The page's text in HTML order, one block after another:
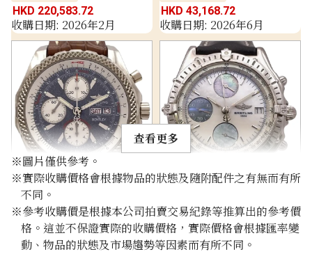
HKD 220,583.72
收購日期: 2026年2月
HKD 43,168.72
收購日期: 2026年6月
Breitling Bentley GT
J13362
參考回收價
HKD 83,716.02
J13048
參考回收價
HKD 59,793.42
查看更多
※圖片僅供參考。
※實際收購價格會根據物品的狀態及隨附配件之有無而有所
不同。
※參考收購價是根據本公司拍賣交易紀錄等推算出的參考價
格。這並不保證實際的收購價格，實際價格會根據匯率變
動、物品的狀態及市場趨勢等因素而有所不同。